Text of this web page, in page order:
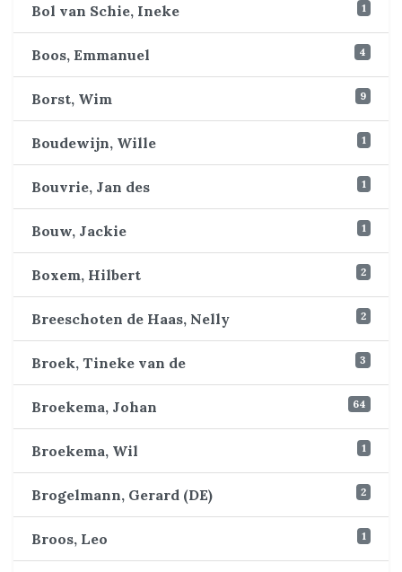
Bol van Schie, Ineke 1
Boos, Emmanuel 4
Borst, Wim 9
Boudewijn, Wille 1
Bouvrie, Jan des 1
Bouw, Jackie 1
Boxem, Hilbert 2
Breeschoten de Haas, Nelly 2
Broek, Tineke van de 3
Broekema, Johan 64
Broekema, Wil 1
Brogelmann, Gerard (DE) 2
Broos, Leo 1